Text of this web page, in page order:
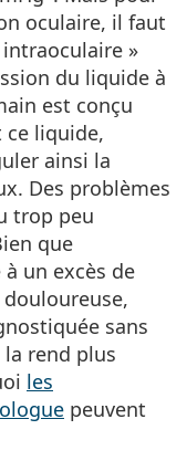
hors ligne
oculaire, il faut
»
du liquide à
est conçu
liquide,
ainsi la
Des problèmes
trop peu
que
un excès de
sans
rend plus
les
peuvent